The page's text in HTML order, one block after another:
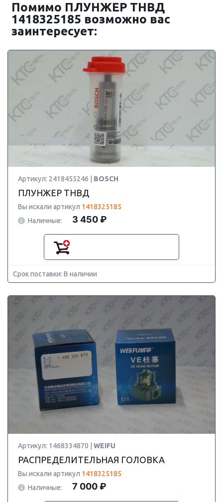
Помимо ПЛУНЖЕР ТНВД
1418325185 возможно вас
заинтересует:
Артикул: 2418455246 | BOSCH
ПЛУНЖЕР ТНВД
Вы искали артикул 1418325185
Наличные:
3 450 ₽
Срок поставки: В наличии
Артикул: 1468334870 | WEIFU
РАСПРЕДЕЛИТЕЛЬНАЯ ГОЛОВКА
Вы искали артикул 1418325185
Наличные:
7 000 ₽